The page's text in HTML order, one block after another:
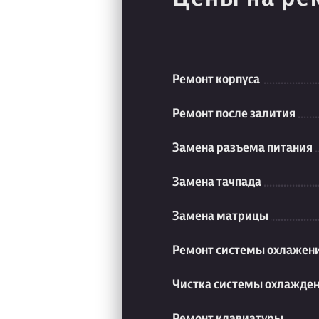
Ремонт корпуса
Ремонт после залития
Замена разъема питания
Замена тачпада
Замена матрицы
Ремонт системы
Чистка системы